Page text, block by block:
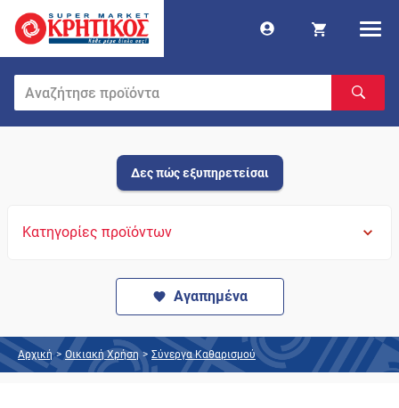
Δες πώς εξυπηρετείσαι
Κατηγορίες προϊόντων
Αγαπημένα
Αρχική > Οικιακή Χρήση > Σύνεργα Καθαρισμού